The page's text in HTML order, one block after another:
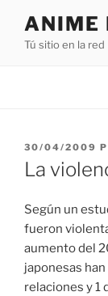
contenido
ANIME
Tú sitio en la red
PUBLICADO
EL
30/04/2009
La
Según un
fueron
aumento del
japonesas
relaciones y 1